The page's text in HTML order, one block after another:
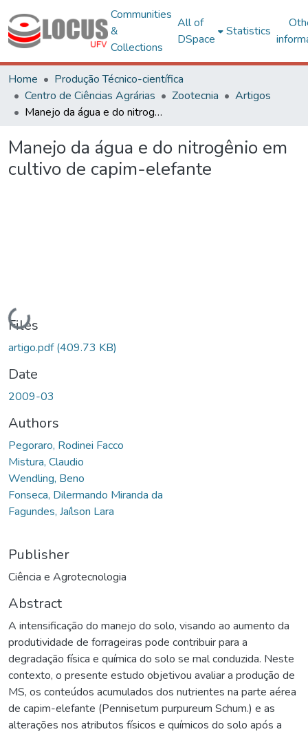
Communities
&
Collections
All of
DSpace
Statistics
Home
Produção Técnico-científica
Centro de Ciências Agrárias
Zootecnia
Artigos
Manejo da água e do nitrogênio em cultivo de capim-elefante
Manejo da água e do nitrogênio em
cultivo de capim-elefante
Loading...
Files
artigo.pdf(409.73 KB)
Date
2009-03
Authors
Pegoraro, Rodinei Facco
Mistura, Claudio
Wendling, Beno
Fonseca, Dilermando Miranda da
Fagundes, Jaílson Lara
Publisher
Ciência e Agrotecnologia
Abstract
A intensificação do manejo do solo, visando ao aumento da
produtividade de forrageiras pode contribuir para a
degradação física e química do solo se mal conduzida. Neste
contexto, o presente estudo objetivou avaliar a produção de
MS, os conteúdos acumulados dos nutrientes na parte aérea
de capim-elefante (Pennisetum purpureum Schum.) e as
alterações nos atributos físicos e químicos do solo após a